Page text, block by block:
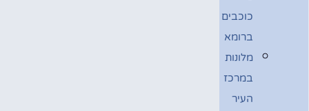
כוכבים
ברומא
מלונות
במרכז
העיר